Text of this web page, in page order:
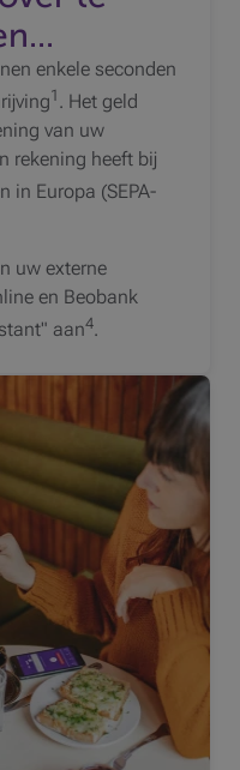
enkele seconden
1 . Het geld
van uw
rekening heeft bij
in Europa (SEPA-
uw externe
en Beobank
aan4.